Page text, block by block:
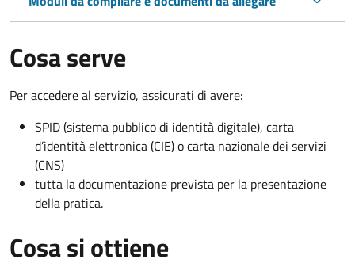
Cosa serve
Per accedere al servizio, assicurati di avere:
SPID (sistema pubblico di identità digitale), carta
d’identità elettronica (CIE) o carta nazionale dei servizi
(CNS)
tutta la documentazione prevista per la presentazione
della pratica.
Cosa si ottiene